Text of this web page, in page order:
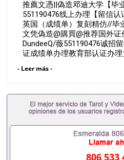
业证办理//成绩单修改//文凭
推薦文憑||偽造邓迪大学【毕
551190476线上办理【留信
英国（成绩单）复刻精仿//毕
文凭偽造@購買@推荐国外
DundeeQ/薇551190476诚招
证成绩单办理教育部认证办
理学生卡办理录取通知书办理
文凭 一、快速办理材料： 1
国人员证明+教育部认证,录
留学回国必备证明材料，给
卡等留学相关材料（申请学
签都可以用到）。 注：上述
- Leer más -
806 533